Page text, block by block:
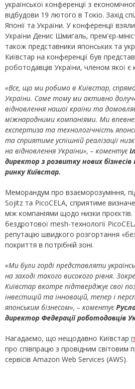
української конференції з
відбудови 19 лютого в Токіо. Захід
Японії та України. У конференції
України Денис Шмигаль, прем'єр-
також представники японських та
Київстар на конференції був
роботодавців України, членом якої є
«Все, що ми робимо в Київстар,
України. Саме тому ми активно
відновлення нашої країни та
міжнародними компаніями. Ми
експертиза та технологічність
та сприятиме успішній реалізації
на відновлення України», – коментує
директор з розвитку нових
ринку Київстар.
Меморандум про взаєморозуміння,
Sojitz та PicoCELA, сприятиме
між компаніями щодо низки
бездротової mesh-технології
репутацію швидкого розгортання
покриття в потрібній зоні.
«Ми були горді представляти
на заході такого високого рівня.
Київстар вкотре підтверджує свої
інвестицій та інновацій, тепер і
японським бізнесом», – коментує
директор Федерації роботодавців
Нагадаємо, що нещодавно Київстар
про співпрацю з провідним світовим
сервісів Amazon Web Services (AWS).